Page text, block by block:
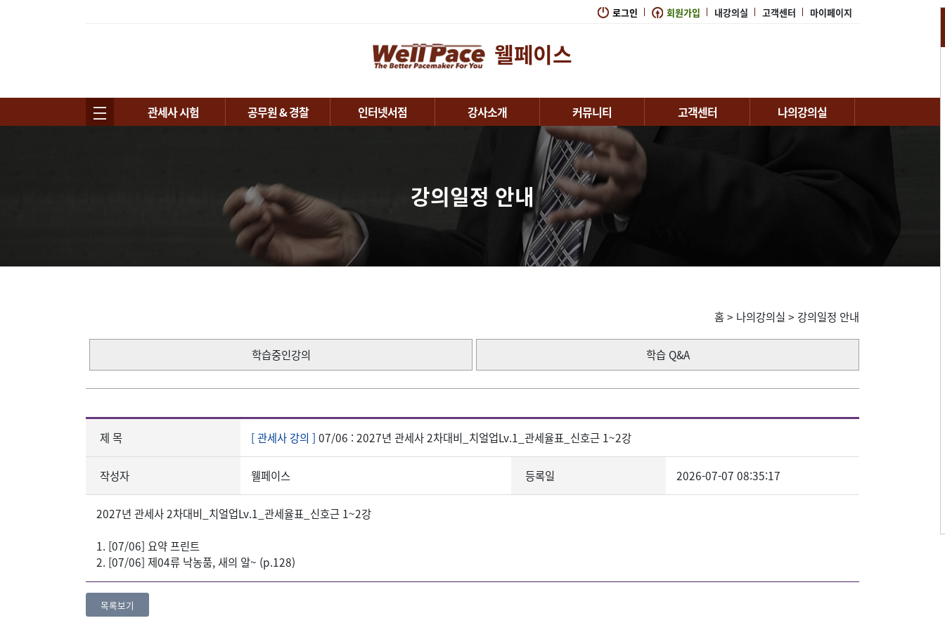
로그인 회원가입 내강의실 고객센터 마이페이지
웰페이스
관세사 시험 공무원 & 경찰 인터넷서점 강사소개 커뮤니티 고객센터 나의강의실
강의일정 안내
홈> 나의강의실 > 강의일정 안내
학습중인강의 학습 Q&A
제 목 [ 관세사 강의 ] 07/06 : 2027년 관세사 2차대비_치얼업Lv.1_관세율표_신호근 1~2강
작성자 웰페이스 등록일 2026-07-07 08:35:17
2027년 관세사 2차대비_치얼업Lv.1_관세율표_신호근 1~2강
1. [07/06] 요약 프린트
2. [07/06] 제04류 낙농품, 새의 알~ (p.128)
목록보기